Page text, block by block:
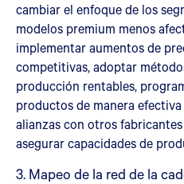
cambiar el enfoque de los
modelos premium menos
implementar aumentos de
competitivas, adoptar
producción rentables,
productos de manera
alianzas con otros
asegurar capacidades de
3. Mapeo de la red de la